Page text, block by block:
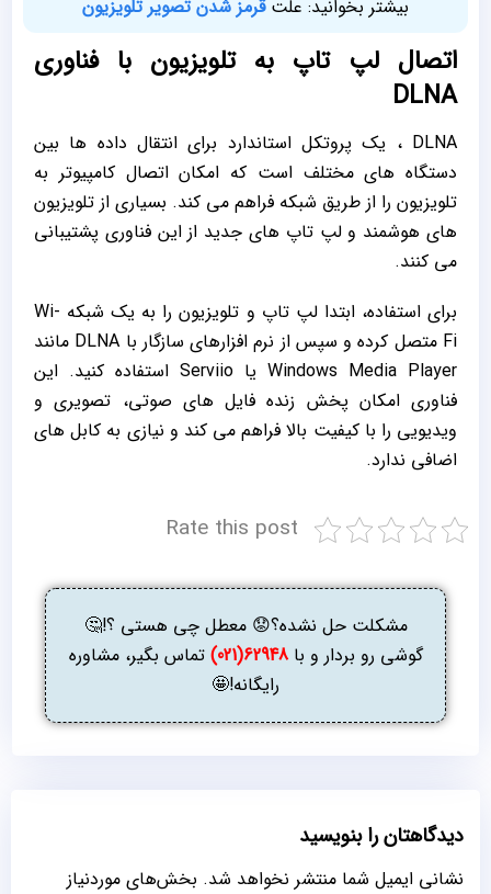
بیشتر بخوانید: علتقرمز شدن تصویر تلویزیون
اتصال لپ تاپ به تلویزیون با فناوری
DLNA
DLNA ، یک پروتکل استاندارد برای انتقال داده‌ ها بین
دستگاه ‌های مختلف است که امکان اتصال کامپیوتر به
تلویزیون را از طریق شبکه فراهم می‌ کند. بسیاری از تلویزیون
‌های هوشمند و لپ تاپ‌ های جدید از این فناوری پشتیبانی
می‌ کنند.
برای استفاده، ابتدا لپ تاپ و تلویزیون را به یک شبکه Wi-
Fi متصل کرده و سپس از نرم ‌افزارهای سازگار با DLNA مانند
Windows Media Player یا Serviio استفاده کنید. این
فناوری امکان پخش زنده فایل ‌های صوتی، تصویری و
ویدیویی را با کیفیت بالا فراهم می ‌کند و نیازی به کابل‌ های
اضافی ندارد.
Rate this post
مشکلت حل نشده؟😟 معطل چی هستی ؟!🤔
گوشی رو بردار و با62948(021)
تماس بگیر، مشاوره
رایگانه!🤩
دیدگاهتان را بنویسید
نشانی ایمیل شما منتشر نخواهد شد. بخش‌های موردنیاز